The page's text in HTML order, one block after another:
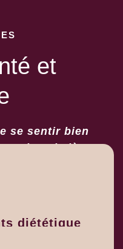
et
se sentir bien
et je suis là pour
diététique